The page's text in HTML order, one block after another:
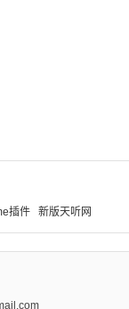
插件 新版天听网